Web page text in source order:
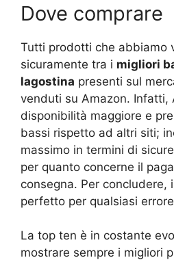
Dove comprare
Tutti prodotti che abbiamo
sicuramente tra i migliori
lagostina presenti sul
venduti su Amazon. Infatti,
disponibilità maggiore e
bassi rispetto ad altri siti;
massimo in termini di
per quanto concerne il
consegna. Per concludere,
perfetto per qualsiasi
La top ten è in costante
mostrare sempre i migliori